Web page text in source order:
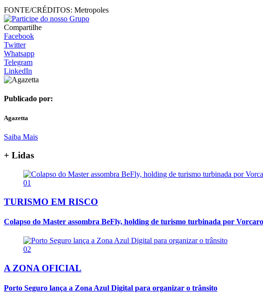
FONTE/CRÉDITOS: Metropoles
Compartilhe
Facebook
Twitter
Whatsapp
Telegram
LinkedIn
Publicado por:
Agazetta
Saiba Mais
+ Lidas
01
TURISMO EM RISCO
Colapso do Master assombra BeFly, holding de turismo turbinada por Vorcaro
02
A ZONA OFICIAL
Porto Seguro lança a Zona Azul Digital para organizar o trânsito